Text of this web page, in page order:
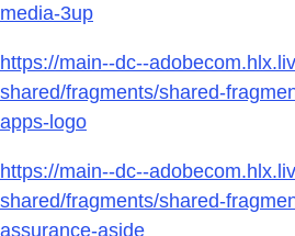
media-3up
https://main--dc--
shared/fragments/shared-
apps-logo
https://main--dc--
shared/fragments/shared-
assurance-aside